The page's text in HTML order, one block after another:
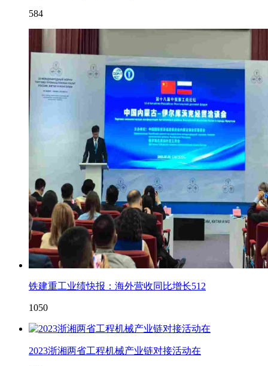
584
铁建重工业绩快报：海外营收同比增长512
1050
2023浙湘两省工程机械产业链对接活动在